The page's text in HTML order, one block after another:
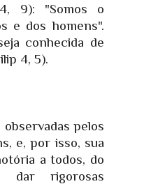
9): "Somos o
e dos homens".
conhecida de
4, 5).
observadas pelos
e, por isso, sua
a todos, do
dar rigorosas